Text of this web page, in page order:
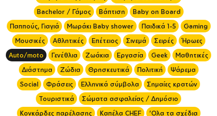
Bachelor / Γάμος
Βάπτιση
Baby on Board
Παππούς, Γιαγιά
Μωράκι Baby shower Παιδικά 1-5
Gaming
Μουσικές
Αθλητικές Επέτειος Σινεμά Σειρές
Ήρωες
Auto/moto
Γενέθλια Ζωάκια Εργασία Geek
Μαθητικές
Διάστημα
Ζώδια Θρησκευτικά Πολιτική
Ψάρεμα
Social
Φράσεις Ελληνικά σύμβολα
Σημαίες κρατών
Τουριστικά
Σώματα ασφαλείας / Δημόσιο
Κονκάρδες παρέλασης
Καπέλα CHEF
'Ολα τα σχέδια